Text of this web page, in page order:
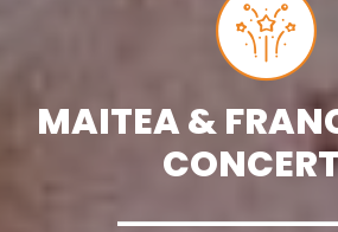
MAITEA &